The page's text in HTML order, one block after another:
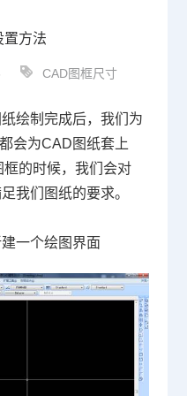
置方法
CAD图框尺寸
绘制完成后，我们为
会为CAD 图纸套上
框的时候，我们会对
我们图纸的要求。
建一个绘图界面